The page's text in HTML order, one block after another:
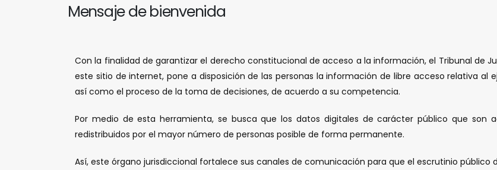
Mensaje de bienvenida
Con la finalidad de garantizar el derecho constitucional de acceso a la información, el Tribunal de
este sitio de internet, pone a disposición de las personas la información de libre acceso relativa al
así­ como el proceso de la toma de decisiones, de acuerdo a su competencia.
Por medio de esta herramienta, se busca que los datos digitales de carácter público que son
redistribuidos por el mayor número de personas posible de forma permanente.
Así­, este órgano jurisdiccional fortalece sus canales de comunicación para que el escrutinio público